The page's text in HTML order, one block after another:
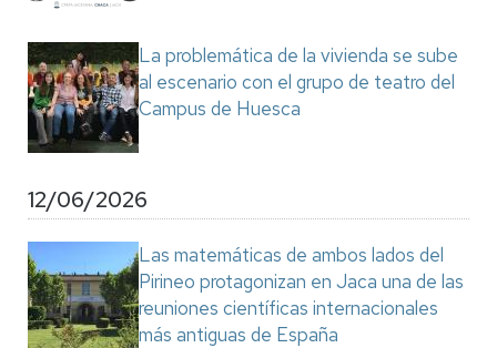
La problemática de la vivienda se sube
al escenario con el grupo de teatro del
Campus de Huesca
12/06/2026
Las matemáticas de ambos lados del
Pirineo protagonizan en Jaca una de las
reuniones científicas internacionales
más antiguas de España